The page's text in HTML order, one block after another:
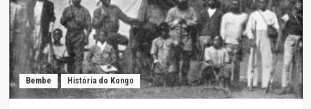
1912-
REGIME
COMERCIAL
E
AGRICULTURA
Bembe História do Kongo